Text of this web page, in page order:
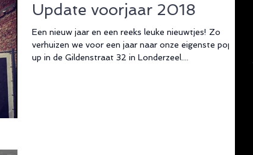
Update voorjaar 2018
Een nieuw jaar en een reeks leuke nieuwtjes! Zo
verhuizen we voor een jaar naar onze eigenste pop-
up in de Gildenstraat 32 in Londerzeel....